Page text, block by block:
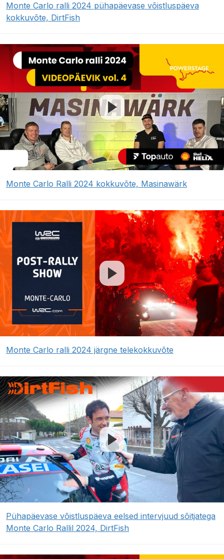
Monte Carlo ralli 2024 pühapäevase võistluspäeva
kokkuvõte, DirtFish
Monte Carlo Ralli 2024 kokkuvõte, Masinawärk
Monte Carlo ralli 2024 järgne telekokkuvõte
Pühapäevase võistluspäeva eelsed intervjuud sõitjatega
Monte Carlo Rallil 2024, DirtFish